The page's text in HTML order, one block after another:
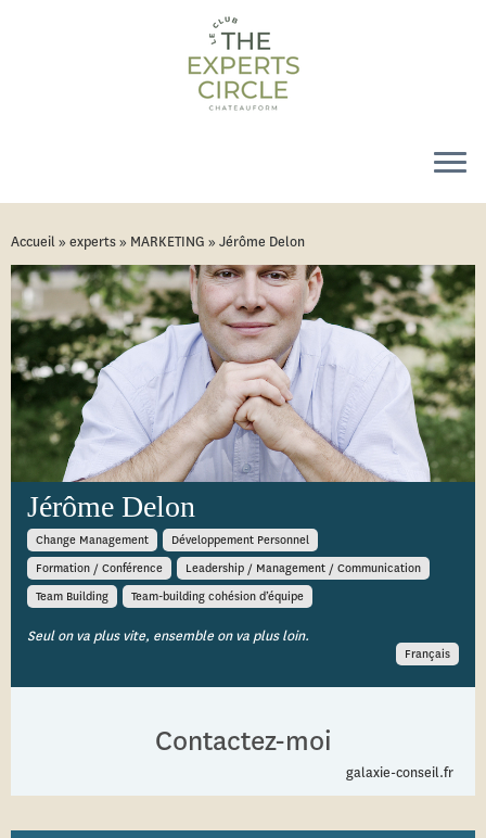
Accueil» experts» MARKETING » Jérôme Delon
Jérôme Delon
Change Management
Développement Personnel
Formation / Conférence
Leadership / Management / Communication
Team Building
Team-building cohésion d’équipe
Seul on va plus vite, ensemble on va plus loin.
Français
Contactez-moi
galaxie-conseil.fr